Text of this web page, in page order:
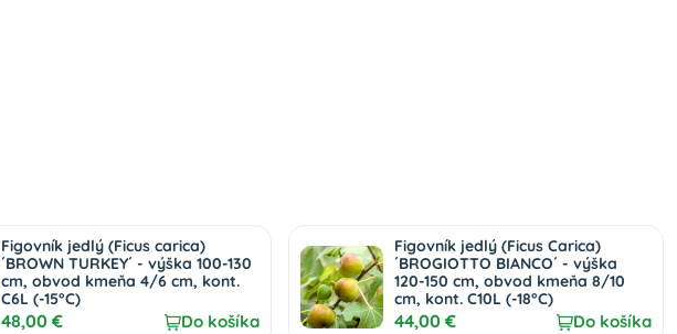
Figovník jedlý (Ficus carica)
´BROWN TURKEY´ - výška 100-130
cm, obvod kmeňa 4/6 cm, kont.
C6L (-15°C)
48,00 € Do košíka
Figovník jedlý (Ficus Carica)
´BROGIOTTO BIANCO´ - výška
120-150 cm, obvod kmeňa 8/10
cm, kont. C10L (-18°C)
44,00 € Do košíka